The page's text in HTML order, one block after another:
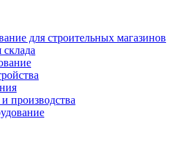
для строительных магазинов
производства